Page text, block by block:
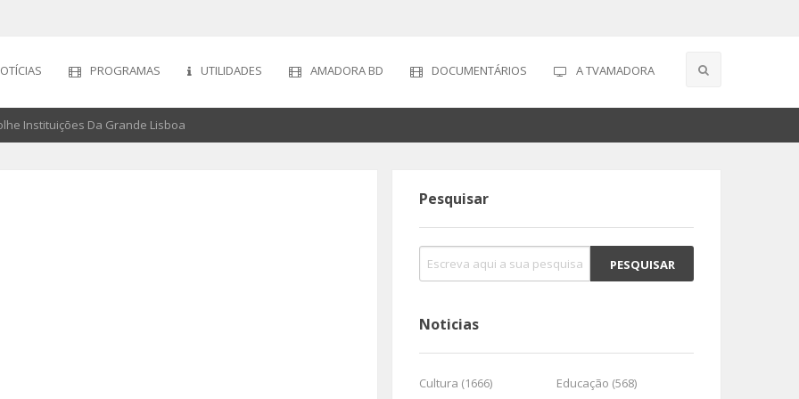
PROGRAMAS UTILIDADES AMADORA BD DOCUMENTÁRIOS A TVAMADORA
Instituições Da Grande Lisboa
Pesquisar
Noticias
Cultura (1666)
Educação (568)